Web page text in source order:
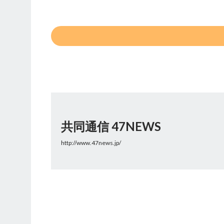
共同通信 47NEWS
http://www.47news.jp/